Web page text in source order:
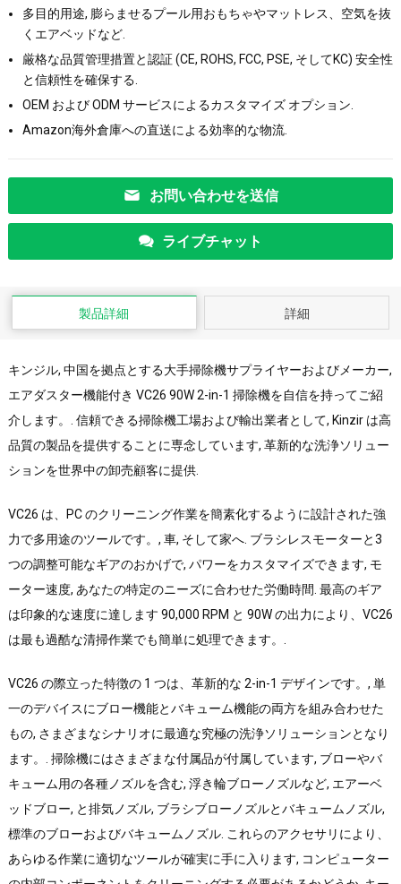
多目的用途, 膨らませるプール用おもちゃやマットレス、空気を抜
くエアベッドなど.
厳格な品質管理措置と認証 (CE, ROHS, FCC, PSE, そしてKC) 安全性
と信頼性を確保する.
OEM および ODM サービスによるカスタマイズ オプション.
Amazon海外倉庫への直送による効率的な物流.
お問い合わせを送信
ライブチャット
製品詳細 詳細
キンジル, 中国を拠点とする大手掃除機サプライヤーおよびメーカー,
エアダスター機能付き VC26 90W 2-in-1 掃除機を自信を持ってご紹
介します。. 信頼できる掃除機工場および輸出業者として, Kinzir は高
品質の製品を提供することに専念しています, 革新的な洗浄ソリュー
ションを世界中の卸売顧客に提供.
VC26 は、PC のクリーニング作業を簡素化するように設計された強
力で多用途のツールです。, 車, そして家へ. ブラシレスモーターと3
つの調整可能なギアのおかげで, パワーをカスタマイズできます, モ
ーター速度, あなたの特定のニーズに合わせた労働時間. 最高のギア
は印象的な速度に達します 90,000 RPM と 90W の出力により、VC26
は最も過酷な清掃作業でも簡単に処理できます。.
VC26 の際立った特徴の 1 つは、革新的な 2-in-1 デザインです。, 単
一のデバイスにブロー機能とバキューム機能の両方を組み合わせた
もの, さまざまなシナリオに最適な究極の洗浄ソリューションとなり
ます。. 掃除機にはさまざまな付属品が付属しています, ブローやバ
キューム用の各種ノズルを含む, 浮き輪ブローノズルなど, エアーベ
ッドブロー, と排気ノズル, ブラシブローノズルとバキュームノズル,
標準のブローおよびバキュームノズル. これらのアクセサリにより、
あらゆる作業に適切なツールが確実に手に入ります, コンピューター